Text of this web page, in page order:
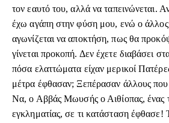
τον εαυτό του, αλλά να ταπεινώνεται.
έχω αγάπη στην φύση μου, ενώ ο άλλος
αγωνίζεται να αποκτήση, πως θα
γίνεται προκοπή. Δεν έχετε διαβάσει
πόσα ελαττώματα είχαν μερικοί
μέτρα έφθασαν; Ξεπέρασαν άλλους που
Να, ο Αββάς Μωυσής ο Αιθίοπας, ένας
εγκληματίας, σε τι κατάσταση έφθασε!